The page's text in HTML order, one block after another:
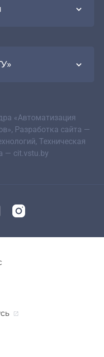
«Автоматизация
Разработка сайта —
Техническая
— cit.vstu.by